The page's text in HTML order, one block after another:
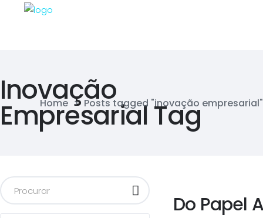
Inovação
Empresarial Tag
Home > Posts tagged "inovação empresarial"
Do Papel